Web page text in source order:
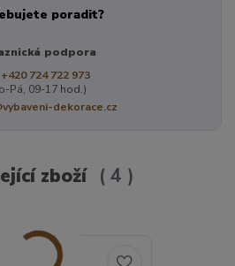
poradit?
podpora
+420 724 722 973
Pá, 09-17 hod.)
dekorace.cz
zboží 4